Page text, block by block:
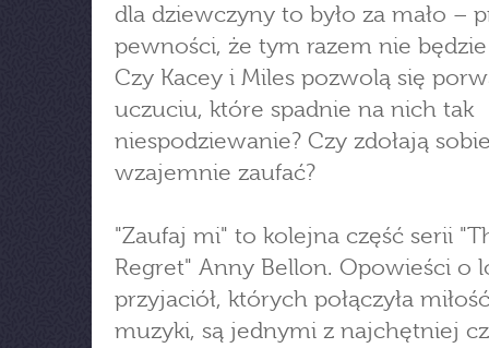
dla dziewczyny to było za mało –
pewności, że tym razem nie
Czy Kacey i Miles pozwolą się
uczuciu, które spadnie na nich tak
niespodziewanie? Czy zdołają
wzajemnie zaufać?
"Zaufaj mi" to kolejna część serii
Regret" Anny Bellon. Opowieści o
przyjaciół, których połączyła
muzyki, są jednymi z najchętniej